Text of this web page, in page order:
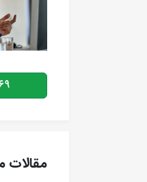
مقالات